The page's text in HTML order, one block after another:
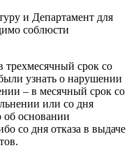
и Департамент для
соблюсти
трехмесячный срок со
узнать о нарушении
– в месячный срок со
или со дня
об основании
со дня отказа в выдаче